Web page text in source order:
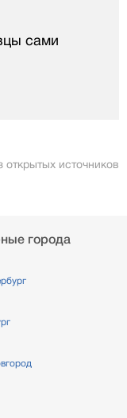
сами
источников
города